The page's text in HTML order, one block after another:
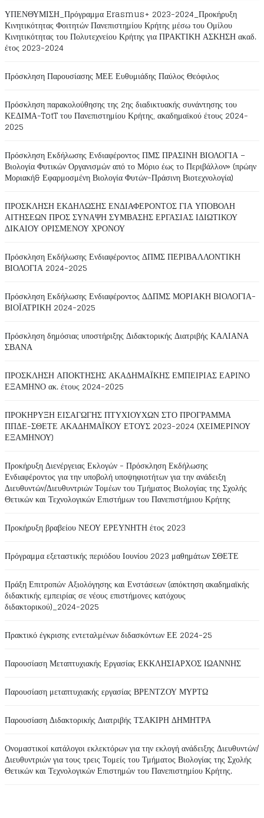
ΥΠΕΝΘΥΜΙΣΗ_Πρόγραμμα Erasmus+ 2023-2024_Προκήρυξη
Κινητικότητας Φοιτητών Πανεπιστημίου Κρήτης μέσω του Ομίλου
Κινητικότητας του Πολυτεχνείου Κρήτης για ΠΡΑΚΤΙΚΗ ΑΣΚΗΣΗ ακαδ.
έτος 2023-2024
Πρόσκληση Παρουσίασης ΜΕΕ Ευθυμιάδης Παύλος Θεόφιλος
Πρόσκληση παρακολούθησης της 2ης διαδικτυακής συνάντησης του
ΚΕΔΙΜΑ-TotT του Πανεπιστημίου Κρήτης, ακαδημαϊκού έτους 2024-
2025
Πρόσκληση Εκδήλωσης Ενδιαφέροντος ΠΜΣ ΠΡΑΣΙΝΗ ΒΙΟΛΟΓΙΑ –
Βιολογία Φυτικών Οργανισμών από το Μόριο έως το Περιβάλλον» (πρώην
Μοριακή& Εφαρμοσμένη Βιολογία Φυτών-Πράσινη Βιοτεχνολογία)
ΠΡΟΣΚΛΗΣΗ ΕΚΔΗΛΩΣΗΣ ΕΝΔΙΑΦΕΡΟΝΤΟΣ ΓΙΑ ΥΠΟΒΟΛΗ
ΑΙΤΗΣΕΩΝ ΠΡΟΣ ΣΥΝΑΨΗ ΣΥΜΒΑΣΗΣ ΕΡΓΑΣΙΑΣ ΙΔΙΩΤΙΚΟΥ
ΔΙΚΑΙΟΥ ΟΡΙΣΜΕΝΟΥ ΧΡΟΝΟΥ
Πρόσκληση Εκδήλωσης Ενδιαφέροντος ΔΠΜΣ ΠΕΡΙΒΑΛΛΟΝΤΙΚΗ
ΒΙΟΛΟΓΙΑ 2024-2025
Πρόσκληση Εκδήλωσης Ενδιαφέροντος ΔΔΠΜΣ ΜΟΡΙΑΚΗ ΒΙΟΛΟΓΙΑ-
ΒΙΟΪΑΤΡΙΚΗ 2024-2025
Πρόσκληση δημόσιας υποστήριξης Διδακτορικής Διατριβής ΚΑΛΙΑΝΑ
ΣΒΑΝΑ
ΠΡΟΣΚΛΗΣΗ ΑΠΟΚΤΗΣΗΣ ΑΚΑΔΗΜΑΪΚΗΣ ΕΜΠΕΙΡΙΑΣ ΕΑΡΙΝΟ
ΕΞΑΜΗΝΟ ακ. έτους 2024-2025
ΠΡΟΚΗΡΥΞΗ ΕΙΣΑΓΩΓΗΣ ΠΤΥΧΙΟΥΧΩΝ ΣΤΟ ΠΡΟΓΡΑΜΜΑ
ΠΠΔΕ-ΣΘΕΤΕ ΑΚΑΔΗΜΑΪΚΟΥ ΕΤΟΥΣ 2023-2024 (ΧΕΙΜΕΡΙΝΟΥ
ΕΞΑΜΗΝΟΥ)
Προκήρυξη Διενέργειας Εκλογών - Πρόσκληση Εκδήλωσης
Ενδιαφέροντος για την υποβολή υποψηφιοτήτων για την ανάδειξη
Διευθυντών/Διευθυντριών Τομέων του Τμήματος Βιολογίας της Σχολής
Θετικών και Τεχνολογικών Επιστήμων του Πανεπιστήμιου Κρήτης
Προκήρυξη βραβείου ΝΕΟΥ ΕΡΕΥΝΗΤΗ έτος 2023
Πρόγραμμα εξεταστικής περιόδου Ιουνίου 2023 μαθημάτων ΣΘΕΤΕ
Πράξη Επιτροπών Αξιολόγησης και Ενστάσεων (απόκτηση ακαδημαϊκής
διδακτικής εμπειρίας σε νέους επιστήμονες κατόχους
διδακτορικού)_2024-2025
Πρακτικό έγκρισης εντεταλμένων διδασκόντων ΕΕ 2024-25
Παρουσίαση Μεταπτυχιακής Εργασίας ΕΚΚΛΗΣΙΑΡΧΟΣ ΙΩΑΝΝΗΣ
Παρουσίαση μεταπτυχιακής εργασίας ΒΡΕΝΤΖΟΥ ΜΥΡΤΩ
Παρουσίαση Διδακτορικής Διατριβής ΤΣΑΚΙΡΗ ΔΗΜΗΤΡΑ
Ονομαστικοί κατάλογοι εκλεκτόρων για την εκλογή ανάδειξης Διευθυντών/
Διευθυντριών για τους τρεις Τομείς του Τμήματος Βιολογίας της Σχολής
Θετικών και Τεχνολογικών Επιστημών του Πανεπιστημίου Κρήτης.